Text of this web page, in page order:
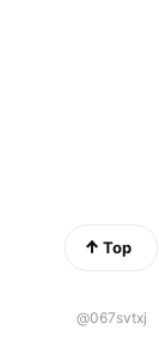
Top
@067svtxj